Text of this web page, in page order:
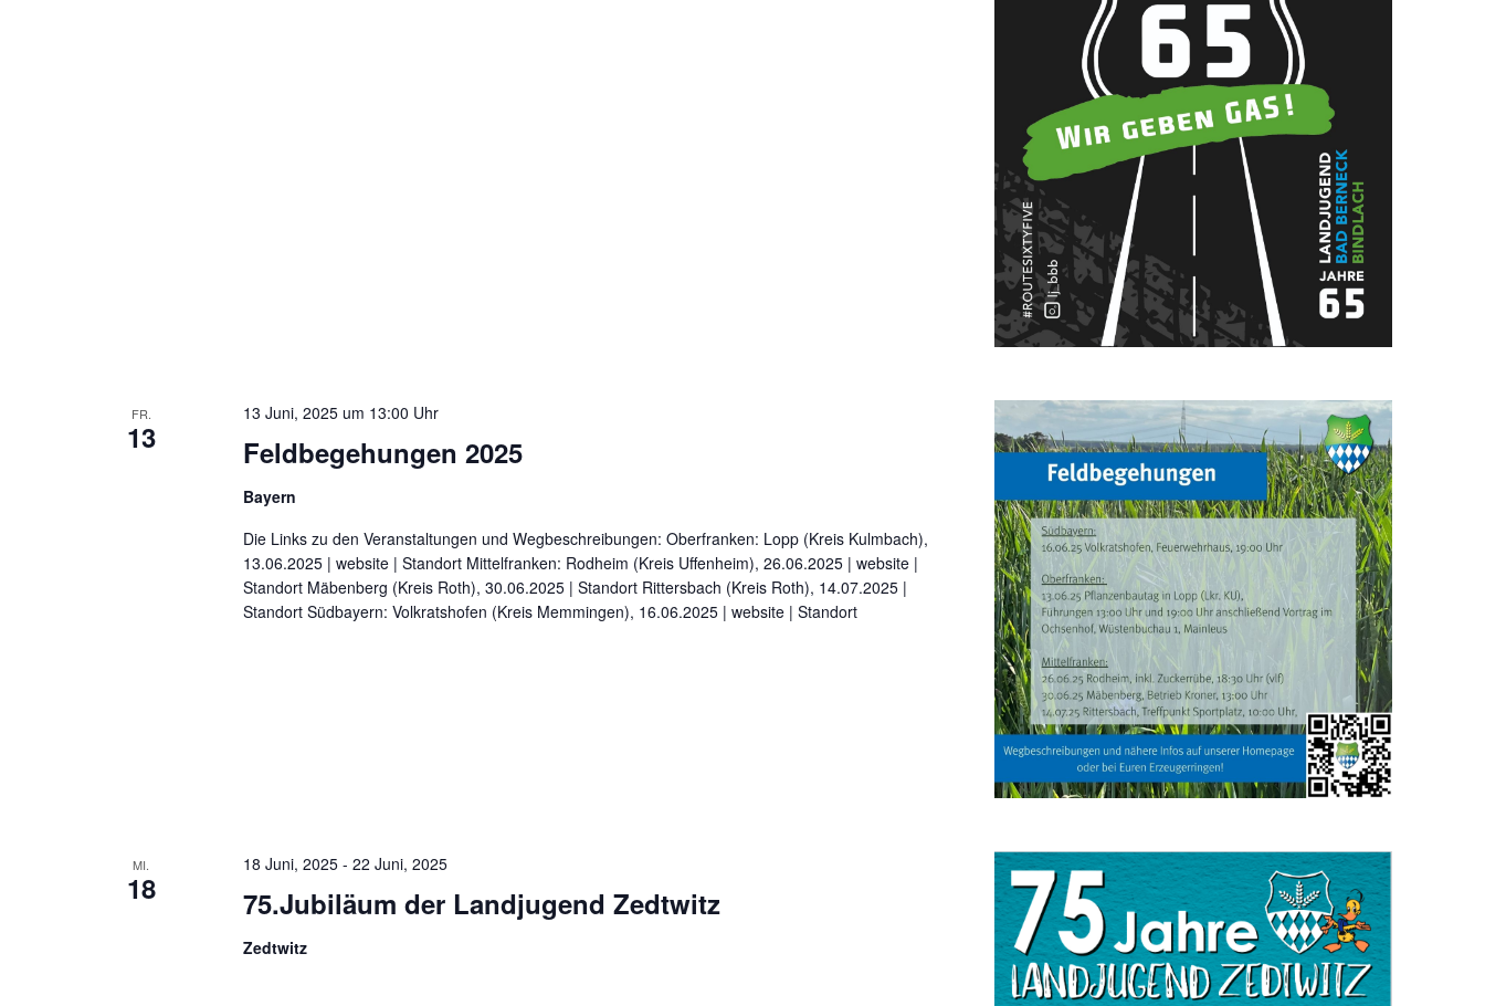
FR.
13 Feldbegehungen 2025
13 Juni, 2025 um 13:00 Uhr
Bayern
Die Links zu den Veranstaltungen und Wegbeschreibungen: Oberfranken: Lopp (Kreis Kulmbach),
13.06.2025 | website | Standort Mittelfranken: Rodheim (Kreis Uffenheim), 26.06.2025 | website |
Standort Mäbenberg (Kreis Roth), 30.06.2025 | Standort Rittersbach (Kreis Roth), 14.07.2025 |
Standort Südbayern: Volkratshofen (Kreis Memmingen), 16.06.2025 | website | Standort
MI.
18 75.Jubiläum der Landjugend Zedtwitz
18 Juni, 2025- 22 Juni, 2025
Zedtwitz